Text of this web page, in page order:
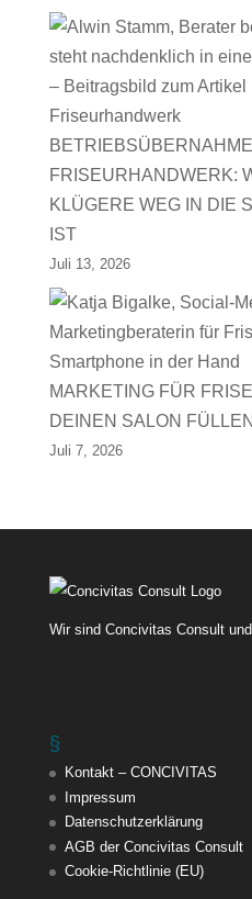
FRISEURHANDWERK:
KLÜGERE WEG IN DIE
IST
Juli 13, 2026
MARKETING FÜR
DEINEN SALON FÜLLEN
Juli 7, 2026
Wir sind Concivitas Consult
§
Kontakt – CONCIVITAS
Impressum
Datenschutzerklärung
AGB der Concivitas Consult
Cookie-Richtlinie (EU)